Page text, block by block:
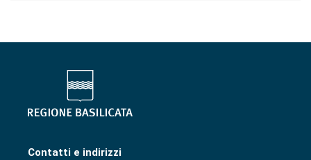
Contatti e indirizzi